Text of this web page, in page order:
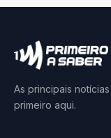
As principais
primeiro aqui.